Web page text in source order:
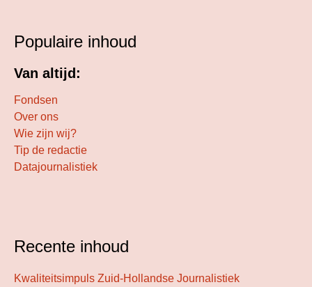
Populaire inhoud
Van altijd:
Fondsen
Over ons
Wie zijn wij?
Tip de redactie
Datajournalistiek
Recente inhoud
Kwaliteitsimpuls Zuid-Hollandse Journalistiek